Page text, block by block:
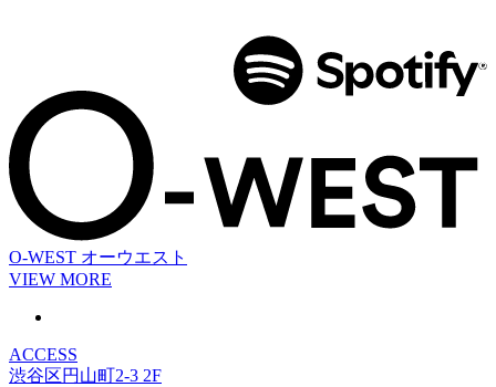
O-WEST オーウエスト
VIEW MORE
ACCESS
渋谷区円山町2-3 2F